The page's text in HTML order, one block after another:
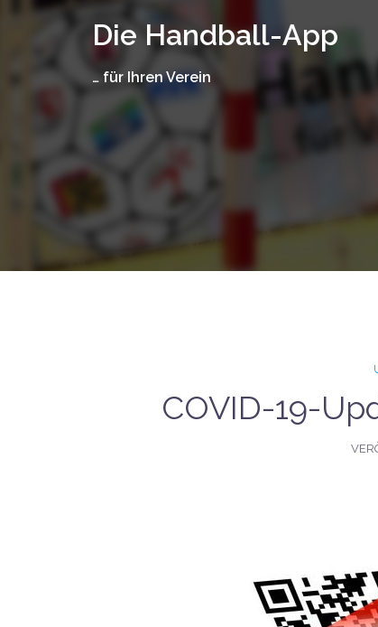
Die Handball-App
… für Ihren Verein
COVID-19-